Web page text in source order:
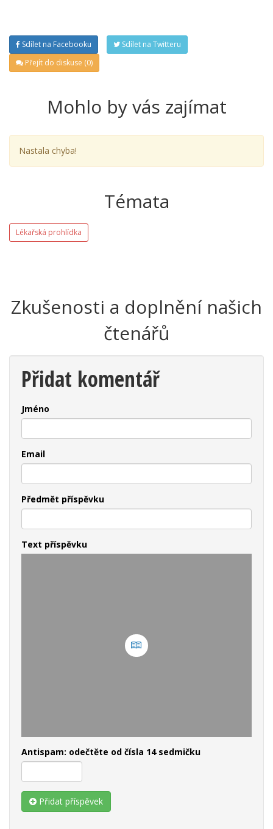
Sdílet na Facebooku
Sdílet na Twitteru
Přejít do diskuse (0)
Mohlo by vás zajímat
Nastala chyba!
Témata
Lékařská prohlídka
Zkušenosti a doplnění našich
čtenářů
Přidat komentář
Jméno
Email
Předmět příspěvku
Text příspěvku
Antispam: odečtěte od čísla 14 sedmičku
Přidat příspěvek